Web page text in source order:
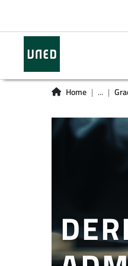
Home ...